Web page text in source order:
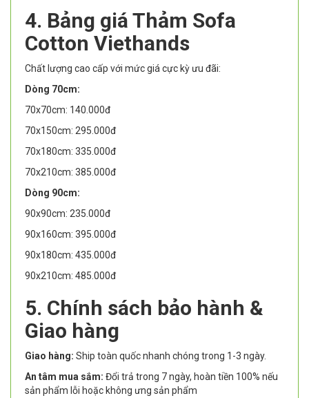
4. Bảng giá Thảm Sofa
Cotton Viethands
Chất lượng cao cấp với mức giá cực kỳ ưu đãi:
Dòng 70cm:
70x70cm: 140.000đ
70x150cm: 295.000đ
70x180cm: 335.000đ
70x210cm: 385.000đ
Dòng 90cm:
90x90cm: 235.000đ
90x160cm: 395.000đ
90x180cm: 435.000đ
90x210cm: 485.000đ
5. Chính sách bảo hành &
Giao hàng
Giao hàng: Ship toàn quốc nhanh chóng trong 1-3 ngày.
An tâm mua sắm: Đổi trả trong 7 ngày, hoàn tiền 100% nếu
sản phẩm lỗi hoặc không ưng sản phẩm